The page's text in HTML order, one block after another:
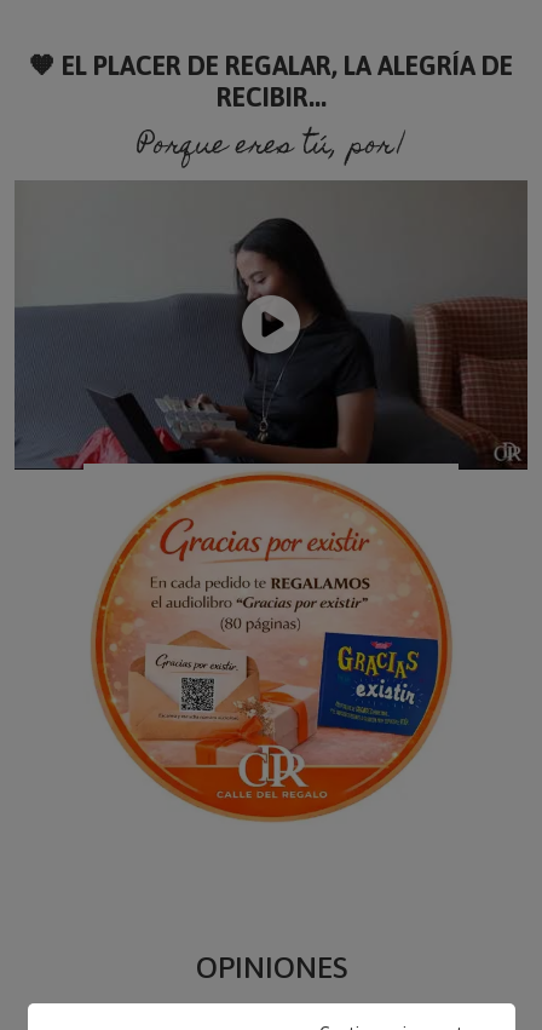
🧡 EL PLACER DE REGALAR, LA ALEGRÍA DE
RECIBIR...
Porque eres tú, porque so
OPINIONES